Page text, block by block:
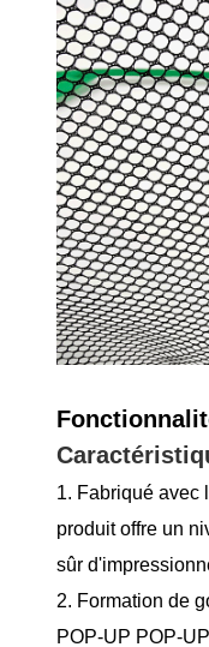
1. Fabriqué avec
produit offre un
sûr
2. Formation de
POP-UP POP-